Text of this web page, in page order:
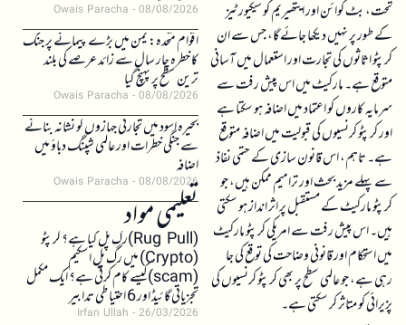
تحت، بٹ کوائن اور ایتھیریم کو سیکیورٹیز
کے طور پر نہیں دیکھا جائے گا، جس سے ان
کرپٹو اثاثوں کی تجارت اور استعمال میں آسانی
متوقع ہے۔ مارکیٹ میں اس پیش رفت سے
سرمایہ کاروں کو اعتماد میں اضافہ ہو سکتا ہے
اور کرپٹو کرنسیوں کی قبولیت میں اضافہ متوقع
ہے۔ تاہم، اس قانون سازی کے حتمی نفاذ
سے پہلے مزید بحث اور ترامیم ممکن ہیں، جو
کرپٹو مارکیٹ کے مستقبل پر اثر انداز ہو سکتی
ہیں۔ اس پیش رفت سے امریکی کرپٹو مارکیٹ
میں استحکام اور قانونی وضاحت کی توقع کی جا
رہی ہے، جو عالمی سطح پر بھی کرپٹو کرنسیوں کی
پزیرائی کو متاثر کر سکتی ہے۔
Owais Paracha 08/08/2026
اقوام متحدہ: یمن میں بڑے پیمانے پر جنگ
کا خطرہ چار سال سے زائد عرصے کی بلند
ترین سطح پر پہنچ گیا
Owais Paracha 08/08/2026
بحیرہ اسود میں تجارتی جہازوں کو نشانہ بنانے
سے جنگی خطرات اور عالمی شپنگ دباؤ میں
اضافہ
Owais Paracha 08/08/2026
تعلیمی مواد(Rug Pull)رگ پل کیا ہے؟ کرپٹو
(Crypto) میں رگ پل اسکیم
(scam)کیسے کام کرتی ہے؟ ایک مکمل
تجزیاتی گائیڈ اور 6 احتیاطی تدابیر
Irfan Ullah 26/03/2026